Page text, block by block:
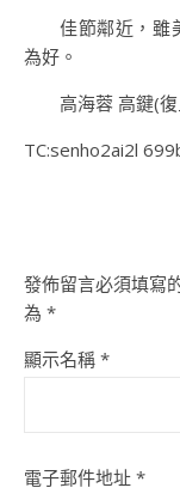
佳節鄰近，雖
為好。
高海蓉 高鍵(
TC:senho2ai2l
發佈留言必須填寫
為 *
顯示名稱 *
電子郵件地址 *